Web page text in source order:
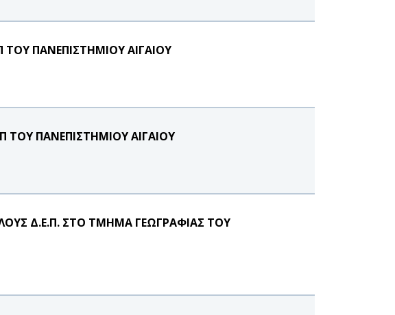
ΠΑΝΕΠΙΣΤΗΜΙΟΥ ΑΙΓΑΙΟΥ
ΠΑΝΕΠΙΣΤΗΜΙΟΥ ΑΙΓΑΙΟΥ
Δ.Ε.Π. ΣΤΟ ΤΜΗΜΑ ΓΕΩΓΡΑΦΙΑΣ ΤΟΥ